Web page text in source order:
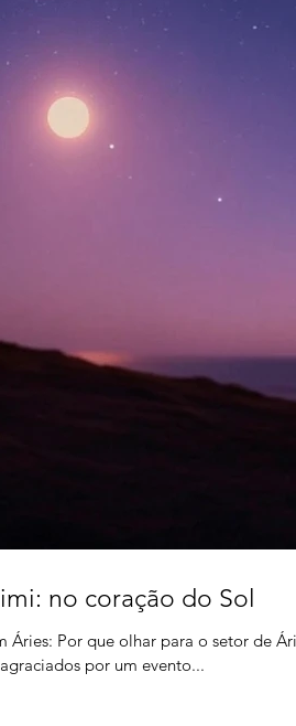
no coração do Sol
Áries: Por que olhar para o setor de
por um evento...